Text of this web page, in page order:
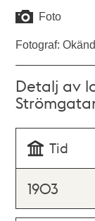
Foto
Fotograf:
Detalj av
Tid
1903